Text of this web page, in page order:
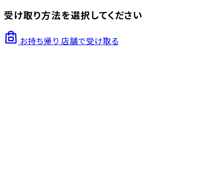
受け取り方法を選択してください
お持ち帰り 店舗で受け取る